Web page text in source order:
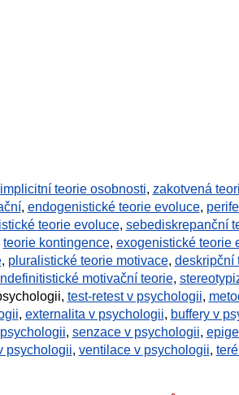
implicitní teorie osobnosti, zakotvená
, endogenistické teorie evoluce,
teorie evoluce, sebediskrepanční
teorie kontingence, exogenistické teorie
, pluralistické teorie motivace, deskripční
motivační teorie,
test-retest v psychologii,
, externalita v psychologii, buffery v
, senzace v psychologii,
psychologii, ventilace v psychologii,